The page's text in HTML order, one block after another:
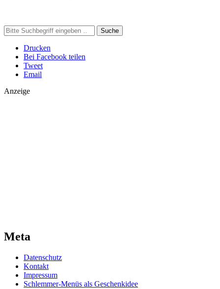
Suche
Drucken
Bei Facebook teilen
Tweet
Email
Anzeige
Meta
Datenschutz
Kontakt
Impressum
Schlemmer-Menüs als Geschenkidee